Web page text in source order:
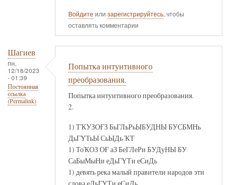
Войдите или зарегистрируйтесь, чтобы
оставлять комментарии
Шагиев
пн,
12/18/2023
- 01:39
Постоянная
ссылка
(Permalink)
Попытка интуитивного
преобразования.
Попытка интуитивного преобразования.
2.
1) ТҠУЗОҒЗ БьГЛьРьЫБУДНЫ БУСБМНь
ДьГҮТьЫ СьЫДь ҠТ
1) ТоҠОЗ ОҒ аЗ БеГЛеРи БУДуНЫ БУ
СаБыМыНи еДьГҮТи еСиДь
1) девять река малый правители народов эти
слова еДьГҮТи еСиДь